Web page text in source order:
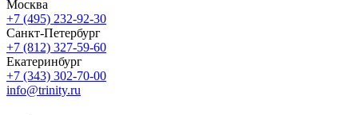
Москва
+7 (495) 232-92-30
Санкт-Петербург
+7 (812) 327-59-60
Екатеринбург
+7 (343) 302-70-00
info@trinity.ru